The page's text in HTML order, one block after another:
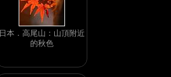
日本．高尾山：山頂附近
的秋色